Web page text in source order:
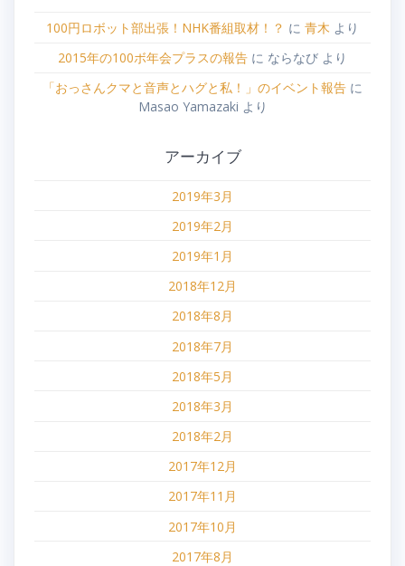
100円ロボット部出張！NHK番組取材！？ に 青木 より
2015年の100ボ年会プラスの報告 に ならなび より
「おっさんクマと音声とハグと私！」のイベント報告 に
Masao Yamazaki より
アーカイブ
2019年3月
2019年2月
2019年1月
2018年12月
2018年8月
2018年7月
2018年5月
2018年3月
2018年2月
2017年12月
2017年11月
2017年10月
2017年8月